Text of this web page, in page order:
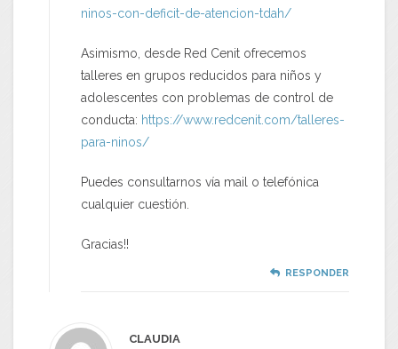
ninos-con-deficit-de-atencion-tdah/
Asimismo, desde Red Cenit ofrecemos
talleres en grupos reducidos para niños y
adolescentes con problemas de control de
conducta: https://www.redcenit.com/talleres-
para-ninos/
Puedes consultarnos vía mail o telefónica
cualquier cuestión.
Gracias!!
RESPONDER
CLAUDIA